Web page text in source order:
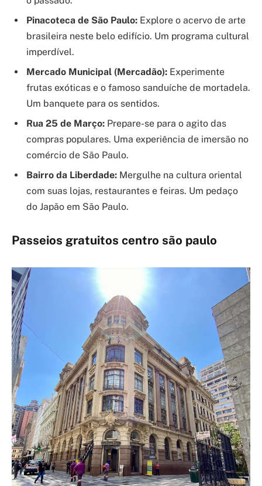
Pinacoteca de São Paulo: Explore o acervo de arte
brasileira neste belo edifício. Um programa cultural
imperdível.
Mercado Municipal (Mercadão): Experimente
frutas exóticas e o famoso sanduíche de mortadela.
Um banquete para os sentidos.
Rua 25 de Março: Prepare-se para o agito das
compras populares. Uma experiência de imersão no
comércio de São Paulo.
Bairro da Liberdade: Mergulhe na cultura oriental
com suas lojas, restaurantes e feiras. Um pedaço
do Japão em São Paulo.
Passeios gratuitos centro são paulo